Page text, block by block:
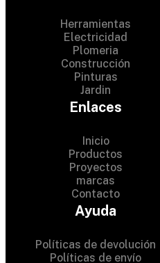
Herramientas
Electricidad
Plomeria
Construcción
Pinturas
Jardin
Enlaces
Inicio
Productos
Proyectos
marcas
Contacto
Ayuda
Políticas de devolución
Políticas de envío